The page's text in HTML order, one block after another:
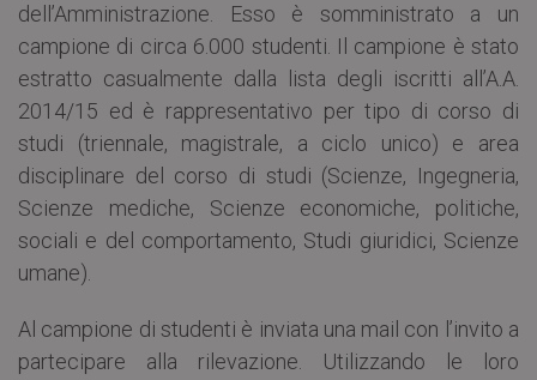
dell’Amministrazione. Esso è somministrato a un
campione di circa 6.000 studenti. Il campione è stato
estratto casualmente dalla lista degli iscritti all’A.A.
2014/15 ed è rappresentativo per tipo di corso di
studi (triennale, magistrale, a ciclo unico) e area
disciplinare del corso di studi (Scienze, Ingegneria,
Scienze mediche, Scienze economiche, politiche,
sociali e del comportamento, Studi giuridici, Scienze
umane).
Al campione di studenti è inviata una mail con l’invito a
partecipare alla rilevazione. Utilizzando le loro